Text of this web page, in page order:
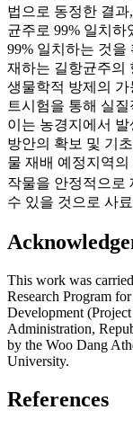
법으로 동정한 결과,
균주로 99% 일치하
99% 일치하는 것
재하는 길항균주의
생물학적 방제의
트시험을 통해 실
이는 농경지에서
방안의 확보 및 기
물 재배 예정지역
작물을 안정적으로
수 있을 것으로 사
This work was
Research Program
Development
Administration,
by the Woo Dang
University.
References